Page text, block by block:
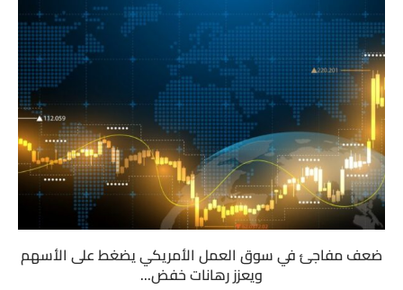
ضعف مفاجئ في سوق العمل الأمريكي يضغط على الأسهم
ويعزز رهانات خفض...